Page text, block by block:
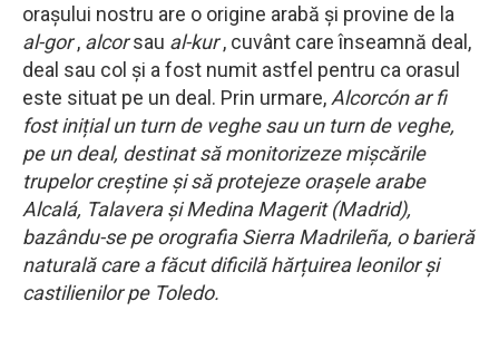
orașului nostru are o origine arabă și provine de la
al-gor, alcorsau al-kur, cuvânt care înseamnă deal,
deal sau col și a fost numit astfel pentru ca orasul
este situat pe un deal. Prin urmare, Alcorcón ar fi
fost inițial un turn de veghe sau un turn de veghe,
pe un deal, destinat să monitorizeze mișcările
trupelor creștine și să protejeze orașele arabe
Alcalá, Talavera și Medina Magerit (Madrid),
bazându-se pe orografia Sierra Madrileña, o barieră
naturală care a făcut dificilă hărțuirea leonilor și
castilienilor pe Toledo.